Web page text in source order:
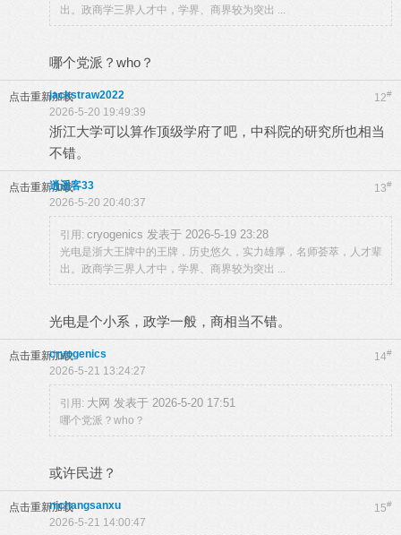
出。政商学三界人才中，学界、商界较为突出 ...
哪个党派？who？
点击重新加载 12#
jackstraw2022
2026-5-20 19:49:39
浙江大学可以算作顶级学府了吧，中科院的研究所也相当
不错。
点击重新加载 13#
逍遥客33
2026-5-20 20:40:37
引用: cryogenics 发表于 2026-5-19 23:28
光电是浙大王牌中的王牌，历史悠久，实力雄厚，名师荟萃，人才辈
出。政商学三界人才中，学界、商界较为突出 ...
光电是个小系，政学一般，商相当不错。
点击重新加载 14#
cryogenics
2026-5-21 13:24:27
引用: 大网 发表于 2026-5-20 17:51
哪个党派？who？
或许民进？
点击重新加载 15#
nichangsanxu
2026-5-21 14:00:47